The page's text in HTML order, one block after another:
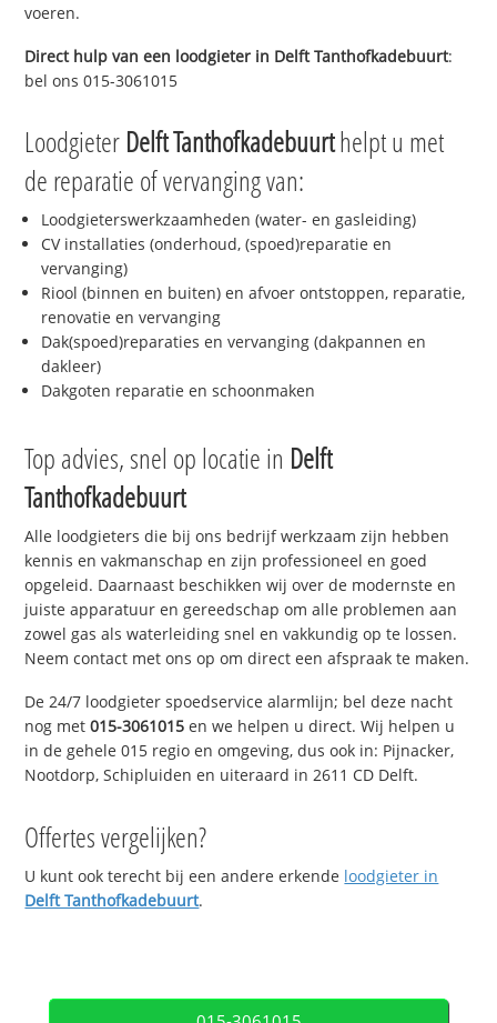
voeren.
Direct hulp van een loodgieter in Delft Tanthofkadebuurt:
bel ons 015-3061015
Loodgieter Delft Tanthofkadebuurthelpt u met
de reparatie of vervanging van:
Loodgieterswerkzaamheden (water- en gasleiding)
CV installaties (onderhoud, (spoed)reparatie en
vervanging)
Riool (binnen en buiten) en afvoer ontstoppen, reparatie,
renovatie en vervanging
Dak(spoed)reparaties en vervanging (dakpannen en
dakleer)
Dakgoten reparatie en schoonmaken
Top advies, snel op locatie in Delft
Tanthofkadebuurt
Alle loodgieters die bij ons bedrijf werkzaam zijn hebben
kennis en vakmanschap en zijn professioneel en goed
opgeleid. Daarnaast beschikken wij over de modernste en
juiste apparatuur en gereedschap om alle problemen aan
zowel gas als waterleiding snel en vakkundig op te lossen.
Neem contact met ons op om direct een afspraak te maken.
De 24/7 loodgieter spoedservice alarmlijn; bel deze nacht
nog met015-3061015 en we helpen u direct. Wij helpen u
in de gehele 015 regio en omgeving, dus ook in: Pijnacker,
Nootdorp, Schipluiden en uiteraard in 2611 CD Delft.
Offertes vergelijken?
U kunt ook terecht bij een andere erkende loodgieter in
Delft Tanthofkadebuurt.